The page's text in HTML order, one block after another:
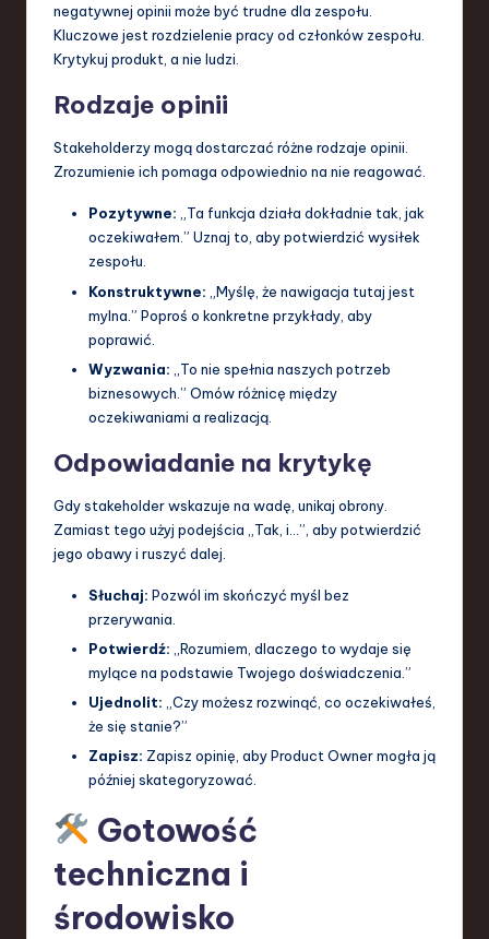
negatywnej opinii może być trudne dla zespołu.
Kluczowe jest rozdzielenie pracy od członków zespołu.
Krytykuj produkt, a nie ludzi.
Rodzaje opinii
Stakeholderzy mogą dostarczać różne rodzaje opinii.
Zrozumienie ich pomaga odpowiednio na nie reagować.
Pozytywne: „Ta funkcja działa dokładnie tak, jak
oczekiwałem.” Uznaj to, aby potwierdzić wysiłek
zespołu.
Konstruktywne: „Myślę, że nawigacja tutaj jest
mylna.” Poproś o konkretne przykłady, aby
poprawić.
Wyzwania: „To nie spełnia naszych potrzeb
biznesowych.” Omów różnicę między
oczekiwaniami a realizacją.
Odpowiadanie na krytykę
Gdy stakeholder wskazuje na wadę, unikaj obrony.
Zamiast tego użyj podejścia „Tak, i…”, aby potwierdzić
jego obawy i ruszyć dalej.
Słuchaj: Pozwól im skończyć myśl bez
przerywania.
Potwierdź: „Rozumiem, dlaczego to wydaje się
mylące na podstawie Twojego doświadczenia.”
Ujednolit: „Czy możesz rozwinąć, co oczekiwałeś,
że się stanie?”
Zapisz: Zapisz opinię, aby Product Owner mogła ją
później skategoryzować.
Gotowość
techniczna i
środowisko